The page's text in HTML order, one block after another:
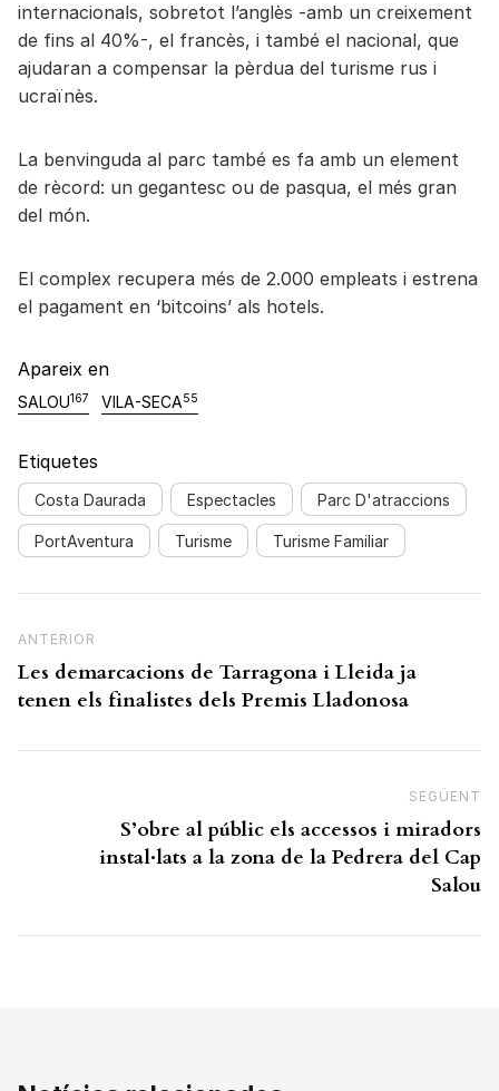
internacionals, sobretot l’anglès -amb un creixement
de fins al 40%-, el francès, i també el nacional, que
ajudaran a compensar la pèrdua del turisme rus i
ucraïnès.
La benvinguda al parc també es fa amb un element
de rècord: un gegantesc ou de pasqua, el més gran
del món.
El complex recupera més de 2.000 empleats i estrena
el pagament en ‘bitcoins’ als hotels.
Apareix en
SALOU167 VILA-SECA55
Etiquetes
Costa Daurada Espectacles Parc D'atraccions
PortAventura Turisme Turisme Familiar
Previous Post
ANTERIOR
Les demarcacions de Tarragona i Lleida ja
tenen els finalistes dels Premis Lladonosa
SEGÜENT
S’obre al públic els accessos i miradors
instal·lats a la zona de la Pedrera del Cap
Salou